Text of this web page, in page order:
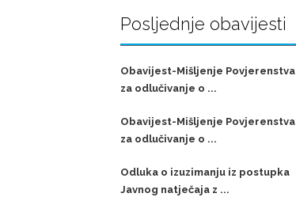
Posljednje obavijesti
Obavijest-Mišljenje Povjerenstva
za odlučivanje o ...
Obavijest-Mišljenje Povjerenstva
za odlučivanje o ...
Odluka o izuzimanju iz postupka
Javnog natječaja z ...